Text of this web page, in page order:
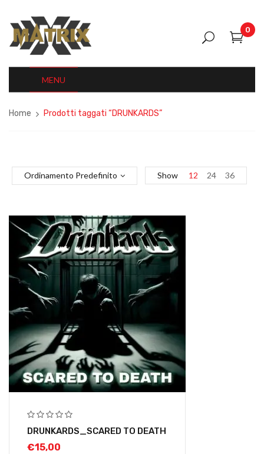
0
MENU
Home Prodotti taggati “DRUNKARDS”
Ordinamento Predefinito Show 12 24 36
DRUNKARDS_SCARED TO DEATH
€15,00